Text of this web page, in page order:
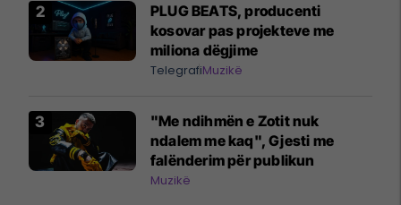
PLUG BEATS, producenti
kosovar pas projekteve me
miliona dëgjime
TelegrafiMuzikë
"Me ndihmën e Zotit nuk
ndalem me kaq", Gjesti me
falënderim për publikun
Muzikë